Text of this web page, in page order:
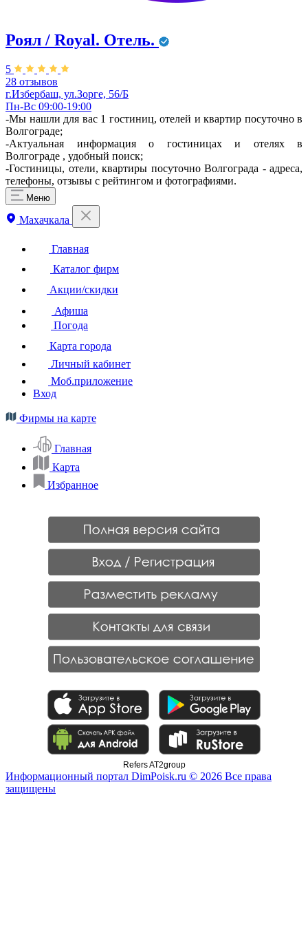
Роял / Royal. Отель.
5
28 отзывов
г.Избербаш, ул.Зорге, 56/Б
Пн-Вс 09:00-19:00
-Мы нашли для вас 1 гостиниц, отелей и квартир посуточно в
Волгограде;
-Актуальная информация о гостиницах и отелях в
Волгограде , удобный поиск;
-Гостиницы, отели, квартиры посуточно Волгограда - адреса,
телефоны, отзывы с рейтингом и фотографиями.
Меню
Махачкала
Главная
Каталог фирм
Акции/скидки
Афиша
Погода
Карта города
Личный кабинет
Моб.приложение
Вход
Фирмы на карте
Главная
Карта
Избранное
Refers AT2group
Информационный портал DimPoisk.ru © 2026 Все права
защищены